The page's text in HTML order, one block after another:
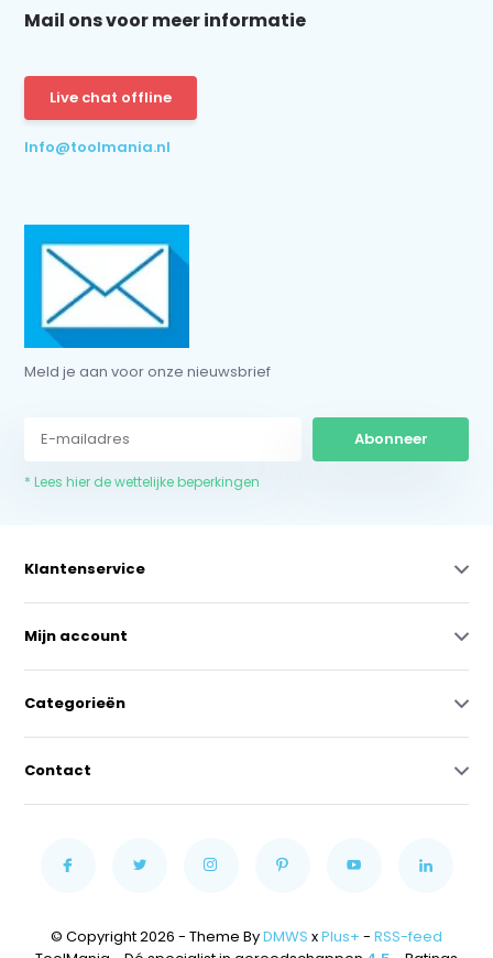
Mail ons voor meer informatie
Live chat offline
Info@toolmania.nl
Meld je aan voor onze nieuwsbrief
Abonneer
* Lees hier de wettelijke beperkingen
Klantenservice
Mijn account
Categorieën
Contact
© Copyright 2026 - Theme ByDMWS xPlus+ - RSS-feed
Abonneer